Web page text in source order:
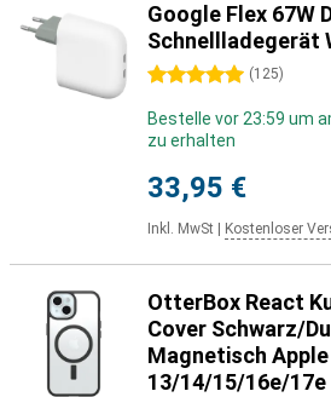
Google Flex 67W
Schnellladegerät
5 Sterne (125)
Bestelle vor 23:59 um
zu erhalten
33,95 €
Inkl. MwSt Kostenloser
OtterBox React
Cover Schwarz/
Magnetisch
13/14/15/16e/17e